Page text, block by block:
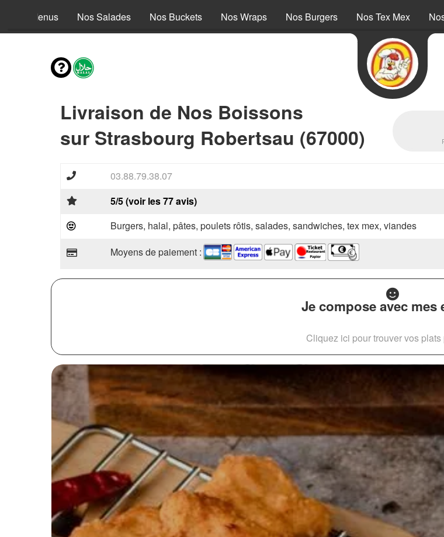
Nos Menus Nos Salades Nos Buckets Nos Wraps Nos Burgers Nos Tex Mex
Livraison de Nos Boissons
sur Strasbourg Robertsau (67000)
03.88.79.38.07
5/5 (voir les 77 avis)
Burgers, halal, pâtes, poulets rôtis, salades, sandwiches, tex mex, viandes
Moyens de paiement :
Je compose avec mes
Cliquez ici pour trouver vos plats